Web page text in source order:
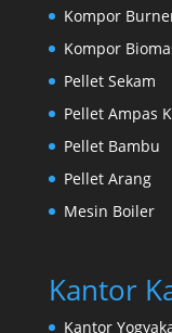
Kompor
Kompor
Pellet Sekam
Pellet Ampas
Pellet Bambu
Pellet Arang
Mesin Boiler
Kantor
Kantor